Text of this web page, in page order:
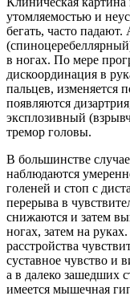
утомляемостью и
бегать, часто
в ногах. По мере
дискоординация в
пальцев, изменяется
появляются
эксплозивный
тремор головы.
В большинстве
наблюдаются
голеней и стоп с
перерыва в
снижаются и затем
ногах, затем на
расстройства
суставное чувство и
а в далеко зашедших
имеется мышечная